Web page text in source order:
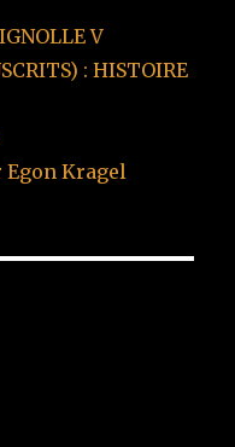
V
: HISTOIRE
Egon Kragel